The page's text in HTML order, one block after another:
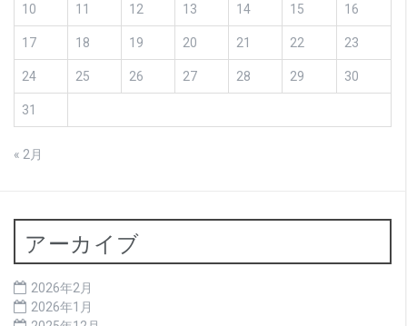
10 11 12 13 14 15 16
17 18 19 20 21 22 23
24 25 26 27 28 29 30
31
« 2月
アーカイブ
2026年2月
2026年1月